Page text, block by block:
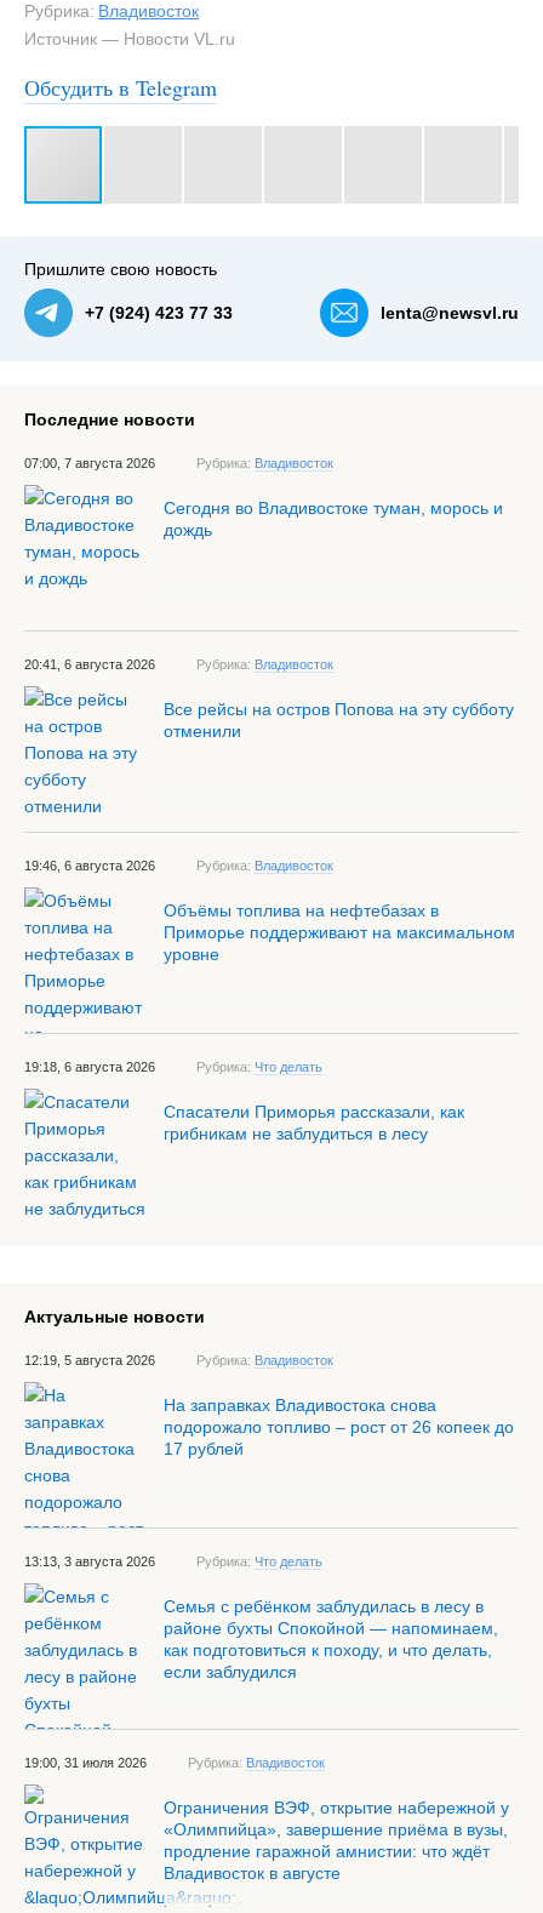
Рубрика: Владивосток
Источник — Новости VL.ru
Обсудить в Telegram
Пришлите свою новость
+7 (924) 423 77 33 lenta@newsvl.ru
Последние новости
07:00, 7 августа 2026 Рубрика: Владивосток
Сегодня во Владивостоке туман, морось и
дождь
20:41, 6 августа 2026 Рубрика: Владивосток
Все рейсы на остров Попова на эту субботу
отменили
19:46, 6 августа 2026 Рубрика: Владивосток
Объёмы топлива на нефтебазах в
Приморье поддерживают на максимальном
уровне
19:18, 6 августа 2026 Рубрика: Что делать
Спасатели Приморья рассказали, как
грибникам не заблудиться в лесу
Актуальные новости
12:19, 5 августа 2026 Рубрика: Владивосток
На заправках Владивостока снова
подорожало топливо – рост от 26 копеек до
17 рублей
13:13, 3 августа 2026 Рубрика: Что делать
Семья с ребёнком заблудилась в лесу в
районе бухты Спокойной — напоминаем,
как подготовиться к походу, и что делать,
если заблудился
19:00, 31 июля 2026 Рубрика: Владивосток
Ограничения ВЭФ, открытие набережной у
«Олимпийца», завершение приёма в вузы,
продление гаражной амнистии: что ждёт
Владивосток в августе